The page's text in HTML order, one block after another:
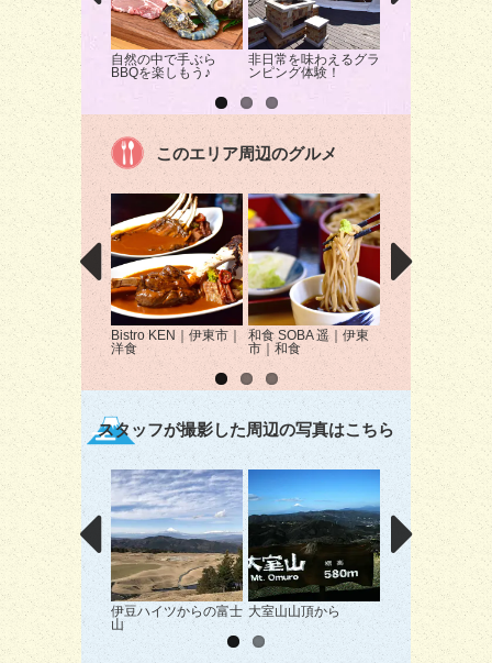
自然の中で手ぶら
BBQを楽しもう♪
非日常を味わえるグラ
ンピング体験！
伊豆大工市場で
ル作り体験！
このエリア周辺のグルメ
Bistro KEN｜伊東市｜
洋食
和食 SOBA 遥｜伊東
市｜和食
AcTree cafe（ア
リーカフェ）｜
｜カフェ
スタッフが撮影した周辺の写真はこちら
伊豆ハイツからの富士
山
大室山山頂から 中伊豆からの富